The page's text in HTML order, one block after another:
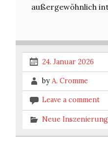
außergewöhnlich
24. Januar 2026
by A. Cromme
Leave a comment
Neue